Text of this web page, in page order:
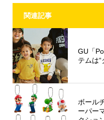
関連記事
GU「
テムは
ボール
ーパー